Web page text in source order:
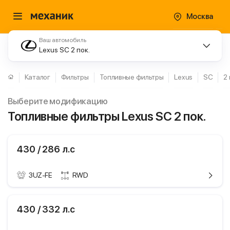
Москва
Ваш автомобиль
Lexus SC 2 пок.
Каталог Фильтры Топливные фильтры Lexus SC 2
Выберите модификацию
Топливные фильтры Lexus SC 2 пок.
430 / 286 л.с
3UZ-FE RWD
Lexus SC
430 / 332 л.с